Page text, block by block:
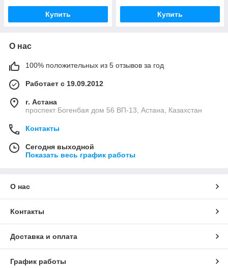
Купить Купить
О нас
100% положительных из 5 отзывов за год
Работает с 19.09.2012
г. Астана
проспект Богенбая дом 56 ВП-13, Астана, Казахстан
Контакты
Сегодня выходной
Показать весь график работы
О нас
Контакты
Доставка и оплата
График работы